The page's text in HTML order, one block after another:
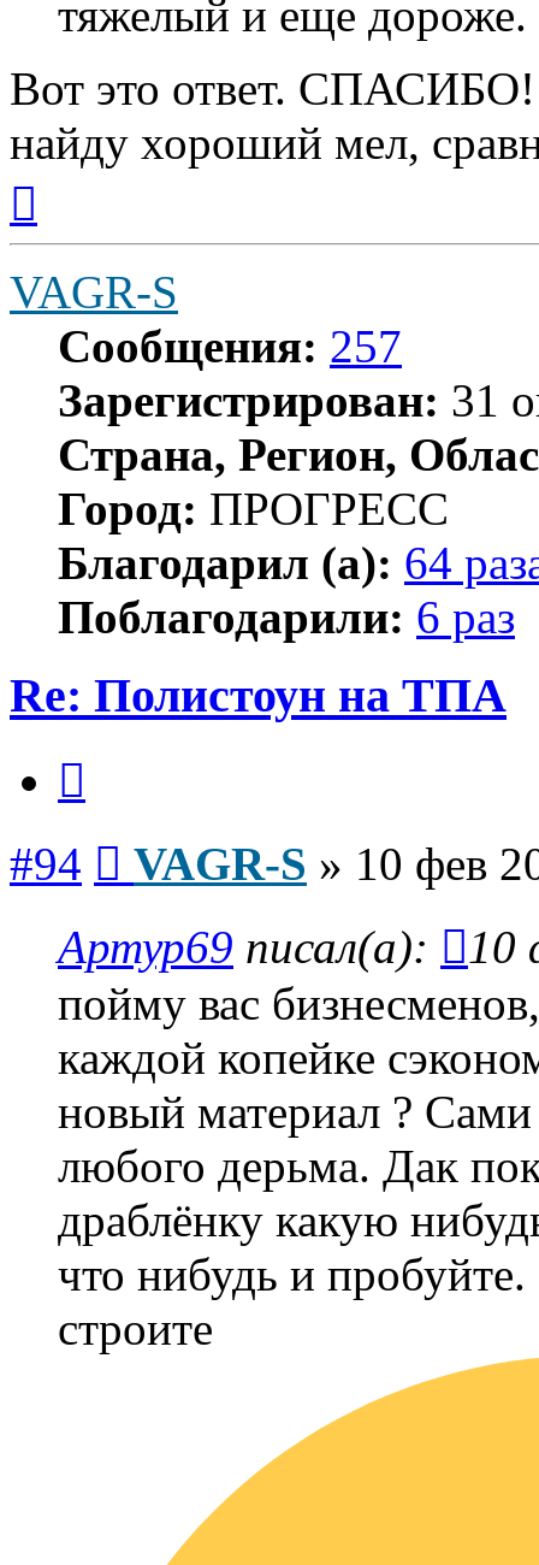
тяжелый и еще дороже.
Вот это ответ. СПАСИБО!
найду хороший мел,
началу
VAGR-S
Сообщения: 257
Зарегистрирован: 31
Страна, Регион,
Город: ПРОГРЕСС
Благодарил (а): 64
Поблагодарили: 6 раз
Re: Полистоун на ТПА
#94 VAGR-S » 10 фев
Артур69 писал(а):
10
пойму вас
каждой копейке
новый материал ? Сами
любого дерьма. Дак
драблёнку какую
что нибудь и
строите